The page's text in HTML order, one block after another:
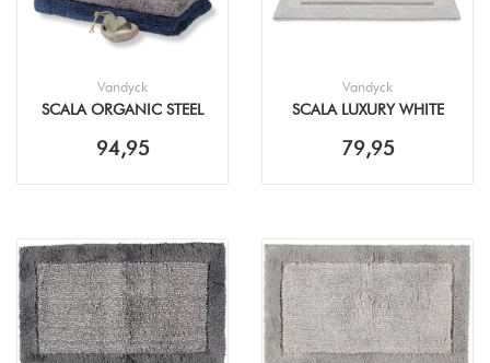
Vandyck
SCALA ORGANIC STEEL
94,95
Vandyck
SCALA LUXURY WHITE
79,95